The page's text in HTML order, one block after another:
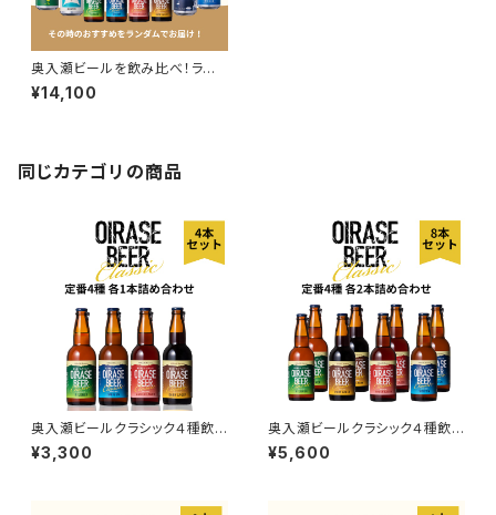
奥入瀬ビールを飲み比べ！ラン
ダム24本セット／送料込
¥14,100
同じカテゴリの商品
奥入瀬ビールクラシック４種飲
み比べ4本セット（4種×各1本）
／送料込
¥3,300
奥入瀬ビールクラシック４種飲
み比べ8本セット（4種×各2本）
／送料込
¥5,600